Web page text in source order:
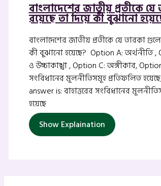
বাংলাদেশের জাতীয় প্রতীকে
রয়েছে তা দিয়ে কী বুঝানো
বাংলাদেশের জাতীয় প্রতীকে যে তারকা
কী বুঝানো হয়েছে? Option A: অর্থনীতি ,
ও উচ্চাকাঙ্খা , Option C: অঙ্গীকার, Option
সংবিধানের মূলনীতিসমূহ প্রতিফলিত
answer is: বাহাত্তরের সংবিধানের
হয়েছে
Show Explaination